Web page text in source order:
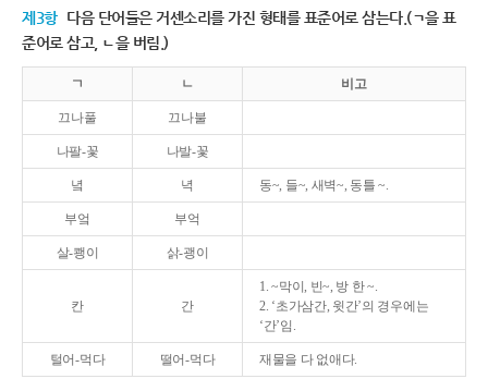
제3항 다음 단어들은 거센소리를 가진 형태를 표준어로 삼는다.(ㄱ을 표
준어로 삼고, ㄴ을 버림.)
ㄱ ㄴ 비고
끄나풀 끄나불
나팔-꽃 나발-꽃
녘 녁 동~, 들~, 새벽~, 동틀 ~.
부엌 부억
살-쾡이 삵-괭이
칸 간
1. ~막이, 빈~, 방 한 ~.
2. ‘초가삼간, 윗간’의 경우에는
‘간’임.
털어-먹다 떨어-먹다 재물을 다 없애다.